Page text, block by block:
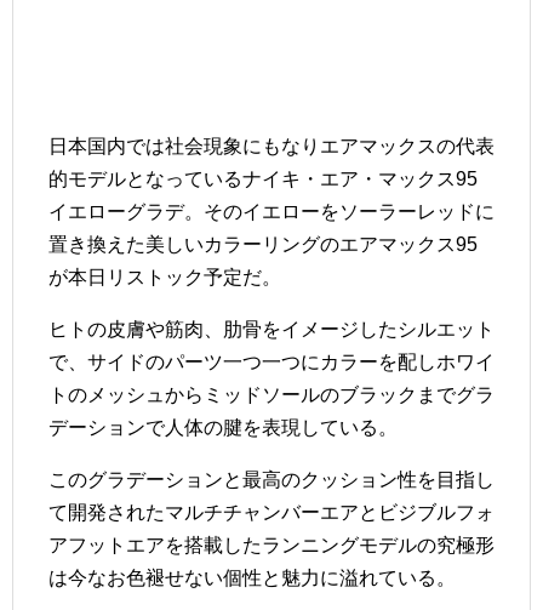
日本国内では社会現象にもなりエアマックスの代表
的モデルとなっているナイキ・エア・マックス95
イエローグラデ。そのイエローをソーラーレッドに
置き換えた美しいカラーリングのエアマックス95
が本日リストック予定だ。
ヒトの皮膚や筋肉、肋骨をイメージしたシルエット
で、サイドのパーツ一つ一つにカラーを配しホワイ
トのメッシュからミッドソールのブラックまでグラ
デーションで人体の腱を表現している。
このグラデーションと最高のクッション性を目指し
て開発されたマルチチャンバーエアとビジブルフォ
アフットエアを搭載したランニングモデルの究極形
は今なお色褪せない個性と魅力に溢れている。